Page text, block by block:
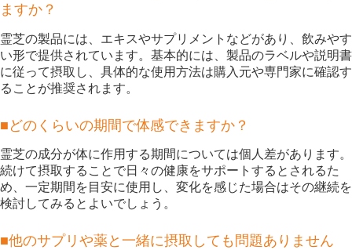
ますか？
霊芝の製品には、エキスやサプリメントなどがあり、飲みやす
い形で提供されています。基本的には、製品のラベルや説明書
に従って摂取し、具体的な使用方法は購入元や専門家に確認す
ることが推奨されます。
■どのくらいの期間で体感できますか？
霊芝の成分が体に作用する期間については個人差があります。
続けて摂取することで日々の健康をサポートするとされるた
め、一定期間を目安に使用し、変化を感じた場合はその継続を
検討してみるとよいでしょう。
■他のサプリや薬と一緒に摂取しても問題ありません